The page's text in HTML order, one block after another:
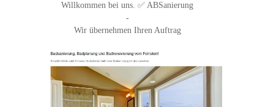
Willkommen bei uns. ✅ ABSanierung
-
Wir übernehmen Ihren Auftrag